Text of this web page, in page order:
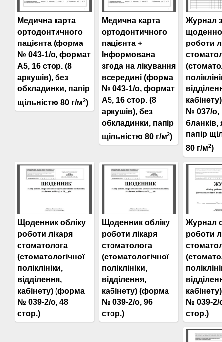
Медична карта
ортодонтичного
пацієнта (форма
№ 043-1/о, формат
А5, 16 стор. (8
аркушів), без
обкладинки, папір
щільністю 80 г/м2)
Медична карта
ортодонтичного
пацієнта +
Інформована
згода на лікування
всередині (форма
№ 043-1/о, формат
А5, 16 стор. (8
аркушів), без
обкладинки, папір
щільністю 80 г/м2)
Журнал
роботи
№ 037/о,
бланків,
папір
80 г/м2)
Щоденник обліку
роботи лікаря
стоматолога
(стоматологічної
поліклініки,
відділення,
кабінету) (форма
№ 039-2/о, 48
стор.)
Щоденник обліку
роботи лікаря
стоматолога
(стоматологічної
поліклініки,
відділення,
кабінету) (форма
№ 039-2/о, 96
стор.)
Журнал
роботи
№ 039-2/
стор.)